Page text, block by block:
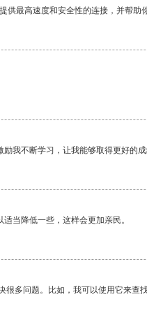
供最高速度和安全性的连接，并帮助
我不断学习，让我能够取得更好的
当降低一些，这样会更加亲民。
很多问题。比如，我可以使用它来查